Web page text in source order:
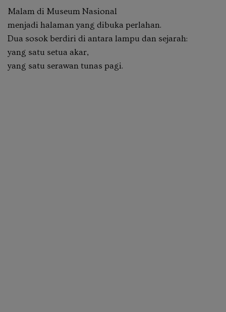
Malam di Museum Nasional
menjadi halaman yang dibuka perlahan.
Dua sosok berdiri di antara lampu dan sejarah:
yang satu setua akar,
yang satu serawan tunas pagi.